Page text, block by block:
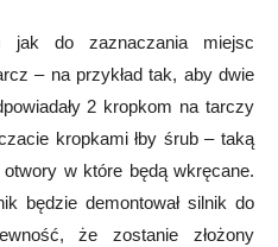
jak do zaznaczania miejsc
– na przykład tak, aby dwie
2 kropkom na tarczy
kropkami łby śrub – taką
w które będą wkręcane.
będzie demontował silnik do
że zostanie złożony